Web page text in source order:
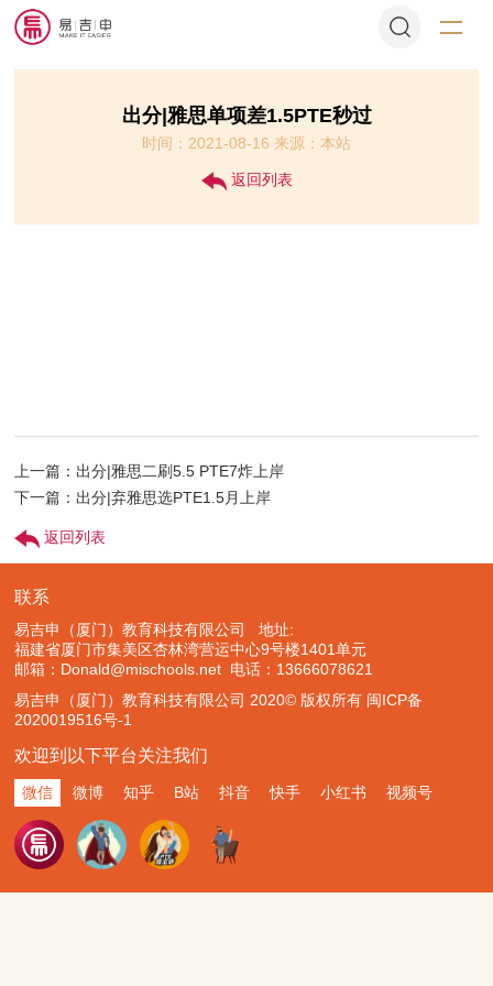
出分|雅思单项差1.5PTE秒过
时间：2021-08-16 来源：本站
返回列表
上一篇：出分|雅思二刷5.5 PTE7炸上岸
下一篇：出分|弃雅思选PTE1.5月上岸
返回列表
联系
易吉申（厦门）教育科技有限公司 地址:
福建省厦门市集美区杏林湾营运中心9号楼1401单元
邮箱：Donald@mischools.net 电话：13666078621
易吉申（厦门）教育科技有限公司 2020© 版权所有 闽ICP备
2020019516号-1
欢迎到以下平台关注我们
微信 微博 知乎 B站 抖音 快手 小红书 视频号